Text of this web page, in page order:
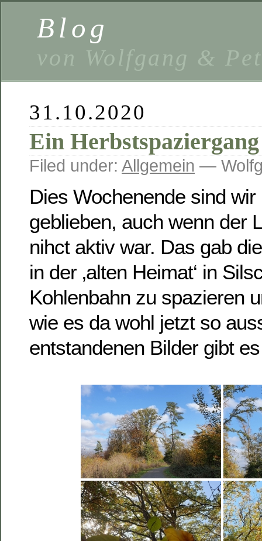
Blog
von Wolfgang &
31.10.2020
Ein Herbstspaziergang
Filed under: Allgemein —
Dies Wochenende sind
geblieben, auch wenn der
nihct aktiv war. Das gab
in der ‚alten Heimat‘ in
Kohlenbahn zu spazieren
wie es da wohl jetzt so
entstandenen Bilder gibt